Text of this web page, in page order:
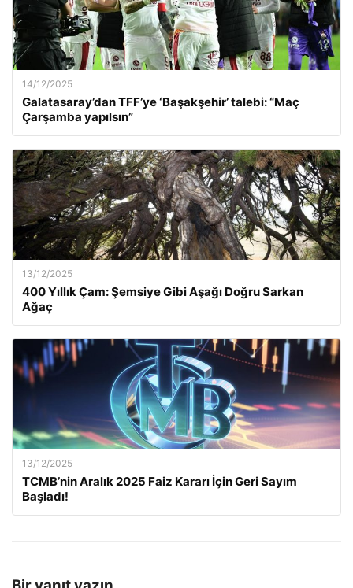
14/12/2025
Galatasaray’dan TFF’ye ‘Başakşehir’ talebi: “Maç
Çarşamba yapılsın”
13/12/2025
400 Yıllık Çam: Şemsiye Gibi Aşağı Doğru Sarkan
Ağaç
13/12/2025
TCMB’nin Aralık 2025 Faiz Kararı İçin Geri Sayım
Başladı!